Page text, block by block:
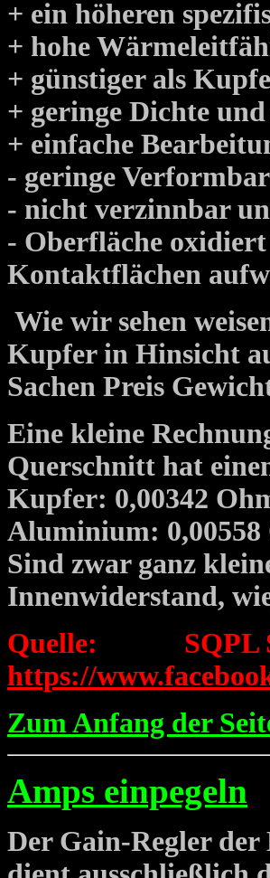
+ ein höheren
+ hohe
+ günstiger als
+ geringe Dichte
+ einfache
- geringe
- nicht verzinnbar
- Oberfläche
Kontaktflächen
Wie wir sehen
Kupfer in Hinsicht
Sachen Preis
Eine kleine
Querschnitt hat
Kupfer: 0,00342
Aluminium: 0,00558
Sind zwar ganz
Innenwiderstand,
Quelle:
https://
Zum Anfang der
Amps einpegeln
Der Gain-Regler